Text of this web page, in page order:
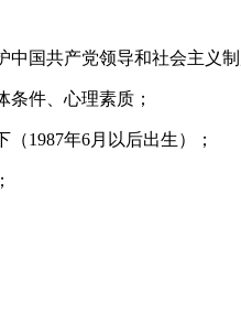
国共产党领导和社会主义制
条件、心理素质 ；
（1987年6月以后出生） ；